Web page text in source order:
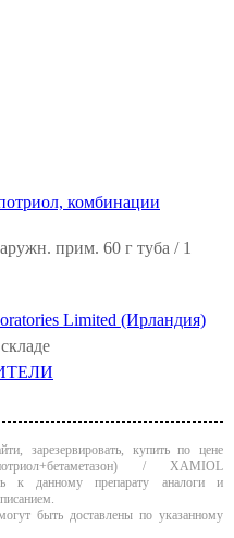
комбинации
прим. 60 г туба / 1
Limited (Ирландия)
зарезервировать, купить по цене
/ XAMIOL
к данному препарату аналоги и
быть доставлены по указанному